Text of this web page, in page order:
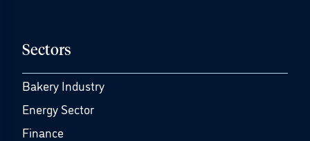
Sectors
Bakery Industry
Energy Sector
Finance